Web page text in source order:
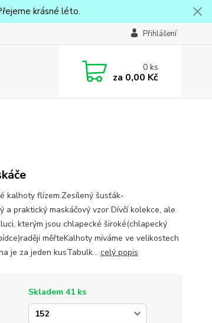
krásné léto.
Přihlášení
0ks
za 0,00 Kč
kalhoty flízem.Zesílený šusťák-
a praktický maskáčový vzor Dívčí kolekce, ale
kterým jsou chlapecké široké(chlapecký
měřteKalhoty míváme ve velikostech
je za jeden kusTabulk... celý popis
Skladem 41 ks